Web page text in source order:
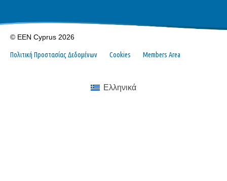
© EEN Cyprus 2026
Πολιτική Προστασίας Δεδομένων Cookies Members Area
Ελληνικά